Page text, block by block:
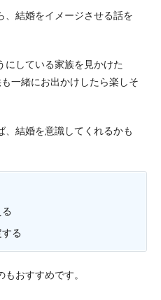
、結婚をイメージさせる話を
にしている家族を見かけた
一緒にお出かけしたら楽しそ
、結婚を意識してくれるかも
る
おすすめです。